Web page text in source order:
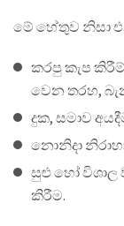
මේ හේතුව නිසා
කරපු කැප
වෙන තරහ,
දුක, සමාව
නොනිදා
සුළු හෝ විශාල
කිරීම.